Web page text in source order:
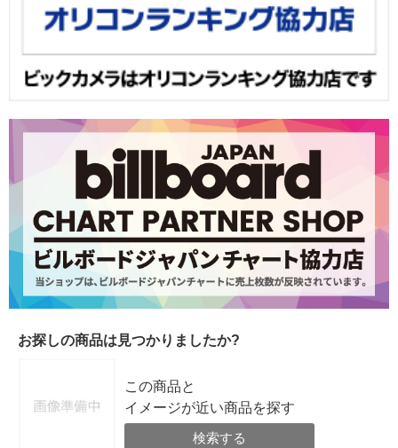
お探しの商品は見つかりましたか?
この商品と
イメージが近い商品を探す
検索する